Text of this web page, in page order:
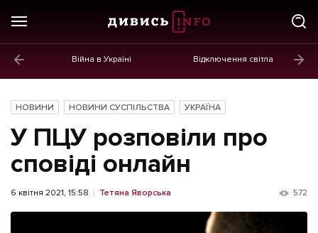
Війна в Україні Відключення світла
Новини
Політика
Економіка
Бізнес
Життя
НОВИНИ НОВИНИ СУСПІЛЬСТВА УКРАЇНА
У ПЦУ розповіли про
сповіді онлайн
6 квітня 2021, 15:58 Тетяна Яворська 572